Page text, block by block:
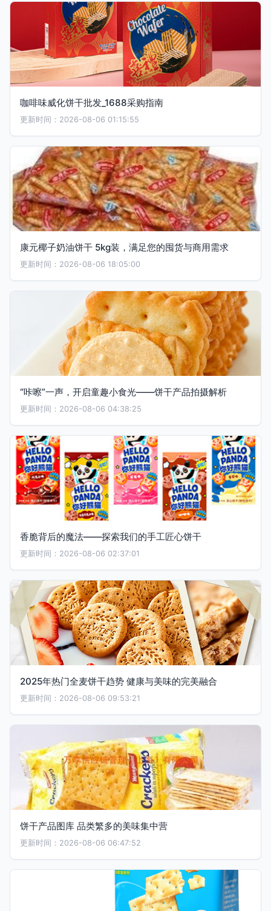
咖啡味威化饼干批发_1688采购指南
更新时间：2026-08-06 01:15:55
康元椰子奶油饼干 5kg装，满足您的囤货与商用需求
更新时间：2026-08-06 18:05:00
“咔嚓”一声，开启童趣小食光——饼干产品拍摄解析
更新时间：2026-08-06 04:38:25
香脆背后的魔法——探索我们的手工匠心饼干
更新时间：2026-08-06 02:37:01
2025年热门全麦饼干趋势 健康与美味的完美融合
更新时间：2026-08-06 09:53:21
饼干产品图库 品类繁多的美味集中营
更新时间：2026-08-06 06:47:52